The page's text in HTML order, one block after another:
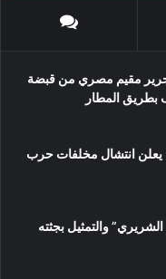
قتال»: تحرير مقيم مصري من قبضة
المطار
يعلن انتشال مخلفات حرب
والتمثيل بجثته